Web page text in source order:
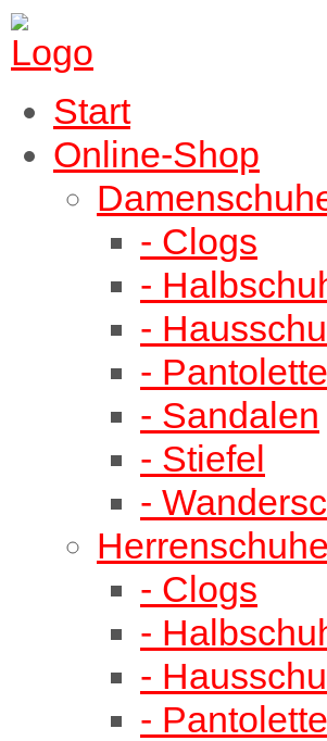
Start
Online-Shop
- Clogs
-
-
-
- Sandalen
- Stiefel
-
Herrenschuhe
- Clogs
-
-
-